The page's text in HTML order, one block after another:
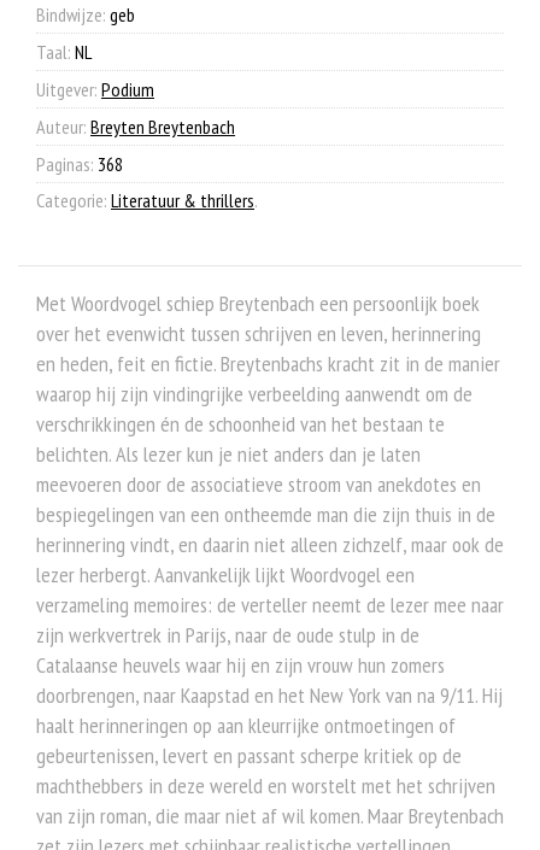
Bindwijze: geb
Taal: NL
Uitgever: Podium
Auteur: Breyten Breytenbach
Paginas: 368
Categorie: Literatuur & thrillers.
Met Woordvogel schiep Breytenbach een persoonlijk boek
over het evenwicht tussen schrijven en leven, herinnering
en heden, feit en fictie. Breytenbachs kracht zit in de manier
waarop hij zijn vindingrijke verbeelding aanwendt om de
verschrikkingen én de schoonheid van het bestaan te
belichten. Als lezer kun je niet anders dan je laten
meevoeren door de associatieve stroom van anekdotes en
bespiegelingen van een ontheemde man die zijn thuis in de
herinnering vindt, en daarin niet alleen zichzelf, maar ook de
lezer herbergt. Aanvankelijk lijkt Woordvogel een
verzameling memoires: de verteller neemt de lezer mee naar
zijn werkvertrek in Parijs, naar de oude stulp in de
Catalaanse heuvels waar hij en zijn vrouw hun zomers
doorbrengen, naar Kaapstad en het New York van na 9/11. Hij
haalt herinneringen op aan kleurrijke ontmoetingen of
gebeurtenissen, levert en passant scherpe kritiek op de
machthebbers in deze wereld en worstelt met het schrijven
van zijn roman, die maar niet af wil komen. Maar Breytenbach